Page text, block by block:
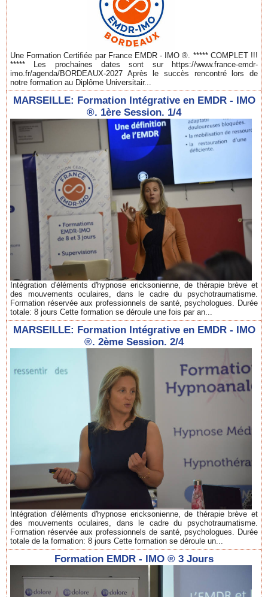
Une Formation Certifiée par France EMDR - IMO ®. ***** COMPLET !!!
***** Les prochaines dates sont sur https://www.france-emdr-
imo.fr/agenda/BORDEAUX-2027 Après le succès rencontré lors de
notre formation au Diplôme Universitair...
MARSEILLE: Formation Intégrative en EMDR - IMO
®. 1ère Session. 1/4
Intégration d'éléments d'hypnose ericksonienne, de thérapie brève et
des mouvements oculaires, dans le cadre du psychotraumatisme.
Formation réservée aux professionnels de santé, psychologues. Durée
totale: 8 jours Cette formation se déroule une fois par an...
MARSEILLE: Formation Intégrative en EMDR - IMO
®. 2ème Session. 2/4
Intégration d'éléments d'hypnose ericksonienne, de thérapie brève et
des mouvements oculaires, dans le cadre du psychotraumatisme.
Formation réservée aux professionnels de santé, psychologues. Durée
totale de la formation: 8 jours Cette formation se déroule un...
Formation EMDR - IMO ® 3 Jours